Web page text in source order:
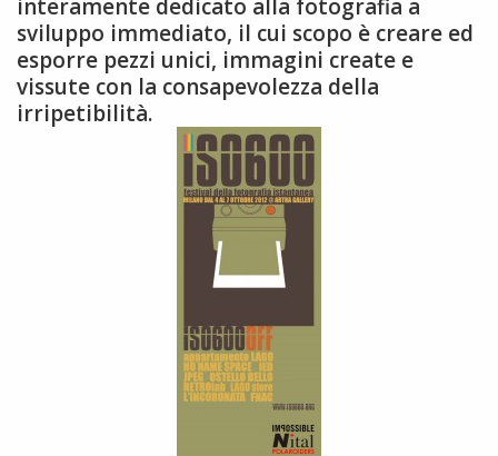
interamente dedicato alla fotografia a
sviluppo immediato, il cui scopo è creare ed
esporre pezzi unici, immagini create e
vissute con la consapevolezza della
irripetibilità.